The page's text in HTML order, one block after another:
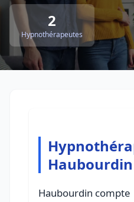
2
Hypnothérapeutes
Haubourdin
Haubourdin compte